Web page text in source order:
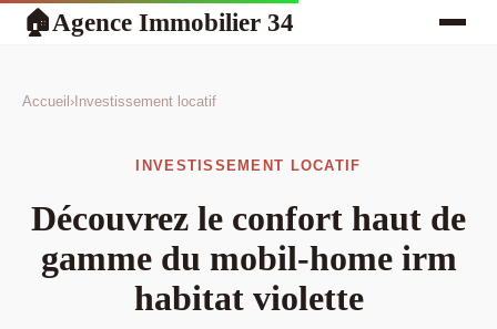
🏠Agence Immobilier 34
Accueil › Investissement locatif
INVESTISSEMENT LOCATIF
Découvrez le confort haut de
gamme du mobil-home irm
habitat violette